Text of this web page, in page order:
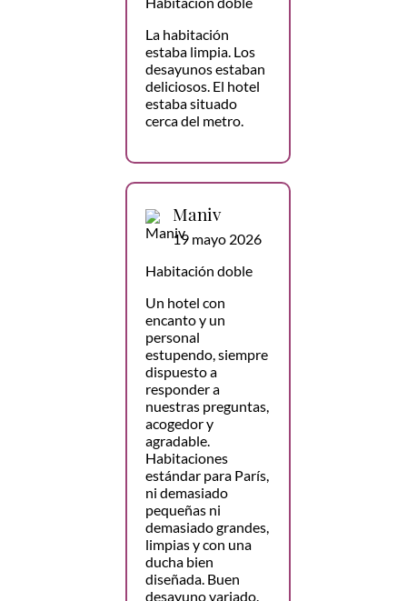
La habitación
estaba limpia. Los
desayunos estaban
deliciosos. El hotel
estaba situado
cerca del metro.
Maniv
19 mayo 2026
Habitación doble
Un hotel con
encanto y un
personal
estupendo, siempre
dispuesto a
responder a
nuestras preguntas,
acogedor y
agradable.
Habitaciones
estándar para París,
ni demasiado
pequeñas ni
demasiado grandes,
limpias y con una
ducha bien
diseñada. Buen
desayuno variado.